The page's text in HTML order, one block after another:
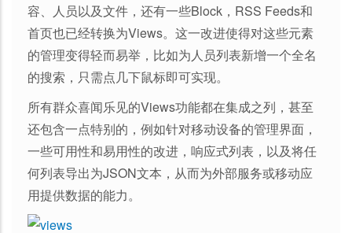
容、人员以及文件，还有一些Block，RSS Feeds和
首页也已经转换为Views。这一改进使得对这些元素
的管理变得轻而易举，比如为人员列表新增一个全名
的搜索，只需点几下鼠标即可实现。
所有群众喜闻乐见的Views功能都在集成之列，甚至
还包含一点特别的，例如针对移动设备的管理界面，
一些可用性和易用性的改进，响应式列表，以及将任
何列表导出为JSON文本，从而为外部服务或移动应
用提供数据的能力。